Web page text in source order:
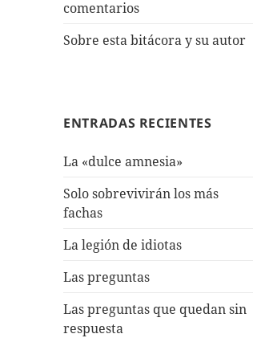
comentarios
Sobre esta bitácora y su autor
ENTRADAS RECIENTES
La «dulce amnesia»
Solo sobrevivirán los más
fachas
La legión de idiotas
Las preguntas
Las preguntas que quedan sin
respuesta